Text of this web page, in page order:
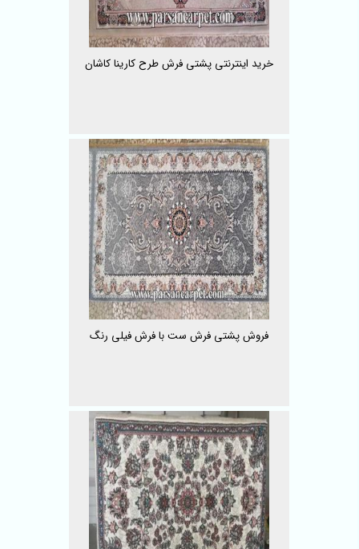
خرید اینترنتی پشتی فرش طرح کارینا کاشان
فروش پشتی فرش ست با فرش فیلی رنگ